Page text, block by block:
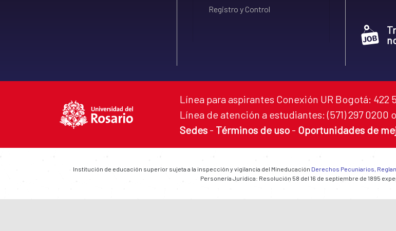
Registro y Control
Línea para aspirantes Conexión UR Bogotá: 422
Línea de atención a estudiantes: (571) 297 0200
Sedes - Términos de uso - Oportunidades de
Institución de educación superior sujeta a la inspección y vigilancia del Mineducación Derechos Pecuniarios,
Personería Jurídica: Resolución 58 del 16 de septiembre de 1895